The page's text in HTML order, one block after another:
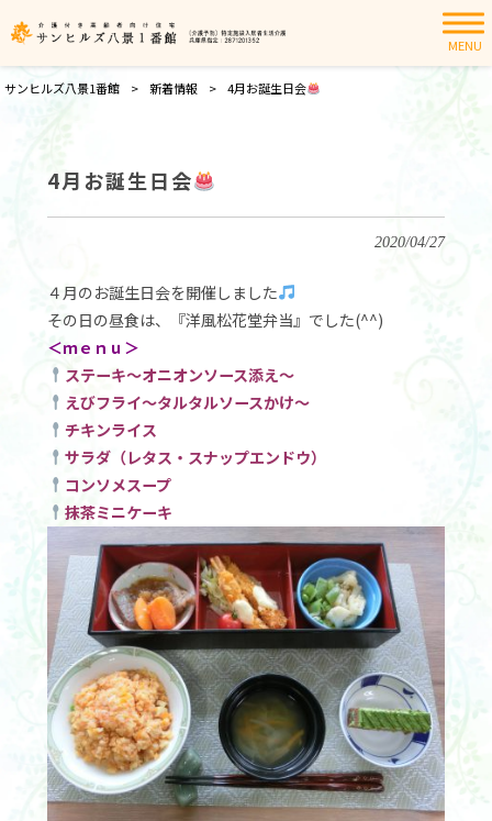
MENU
サンヒルズ八景1番館 > 新着情報 > 4月お誕生日会
4月お誕生日会
2020/04/27
４月のお誕生日会を開催しました
その日の昼食は、『洋風松花堂弁当』でした(^^)
＜ｍｅｎｕ＞
ステーキ～オニオンソース添え～
えびフライ～タルタルソースかけ～
チキンライス
サラダ（レタス・スナップエンドウ）
コンソメスープ
抹茶ミニケーキ